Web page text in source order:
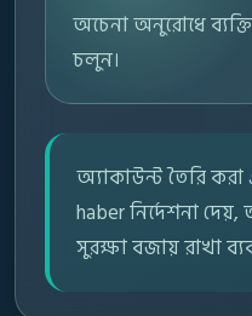
অচেনা অনুরোধে
চলুন।
অ্যাকাউন্ট তৈরি করা
haber নির্দেশনা
সুরক্ষা বজায় রাখা